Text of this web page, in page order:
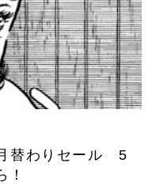
替わりセール 5